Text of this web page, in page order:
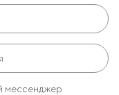
мессенджер